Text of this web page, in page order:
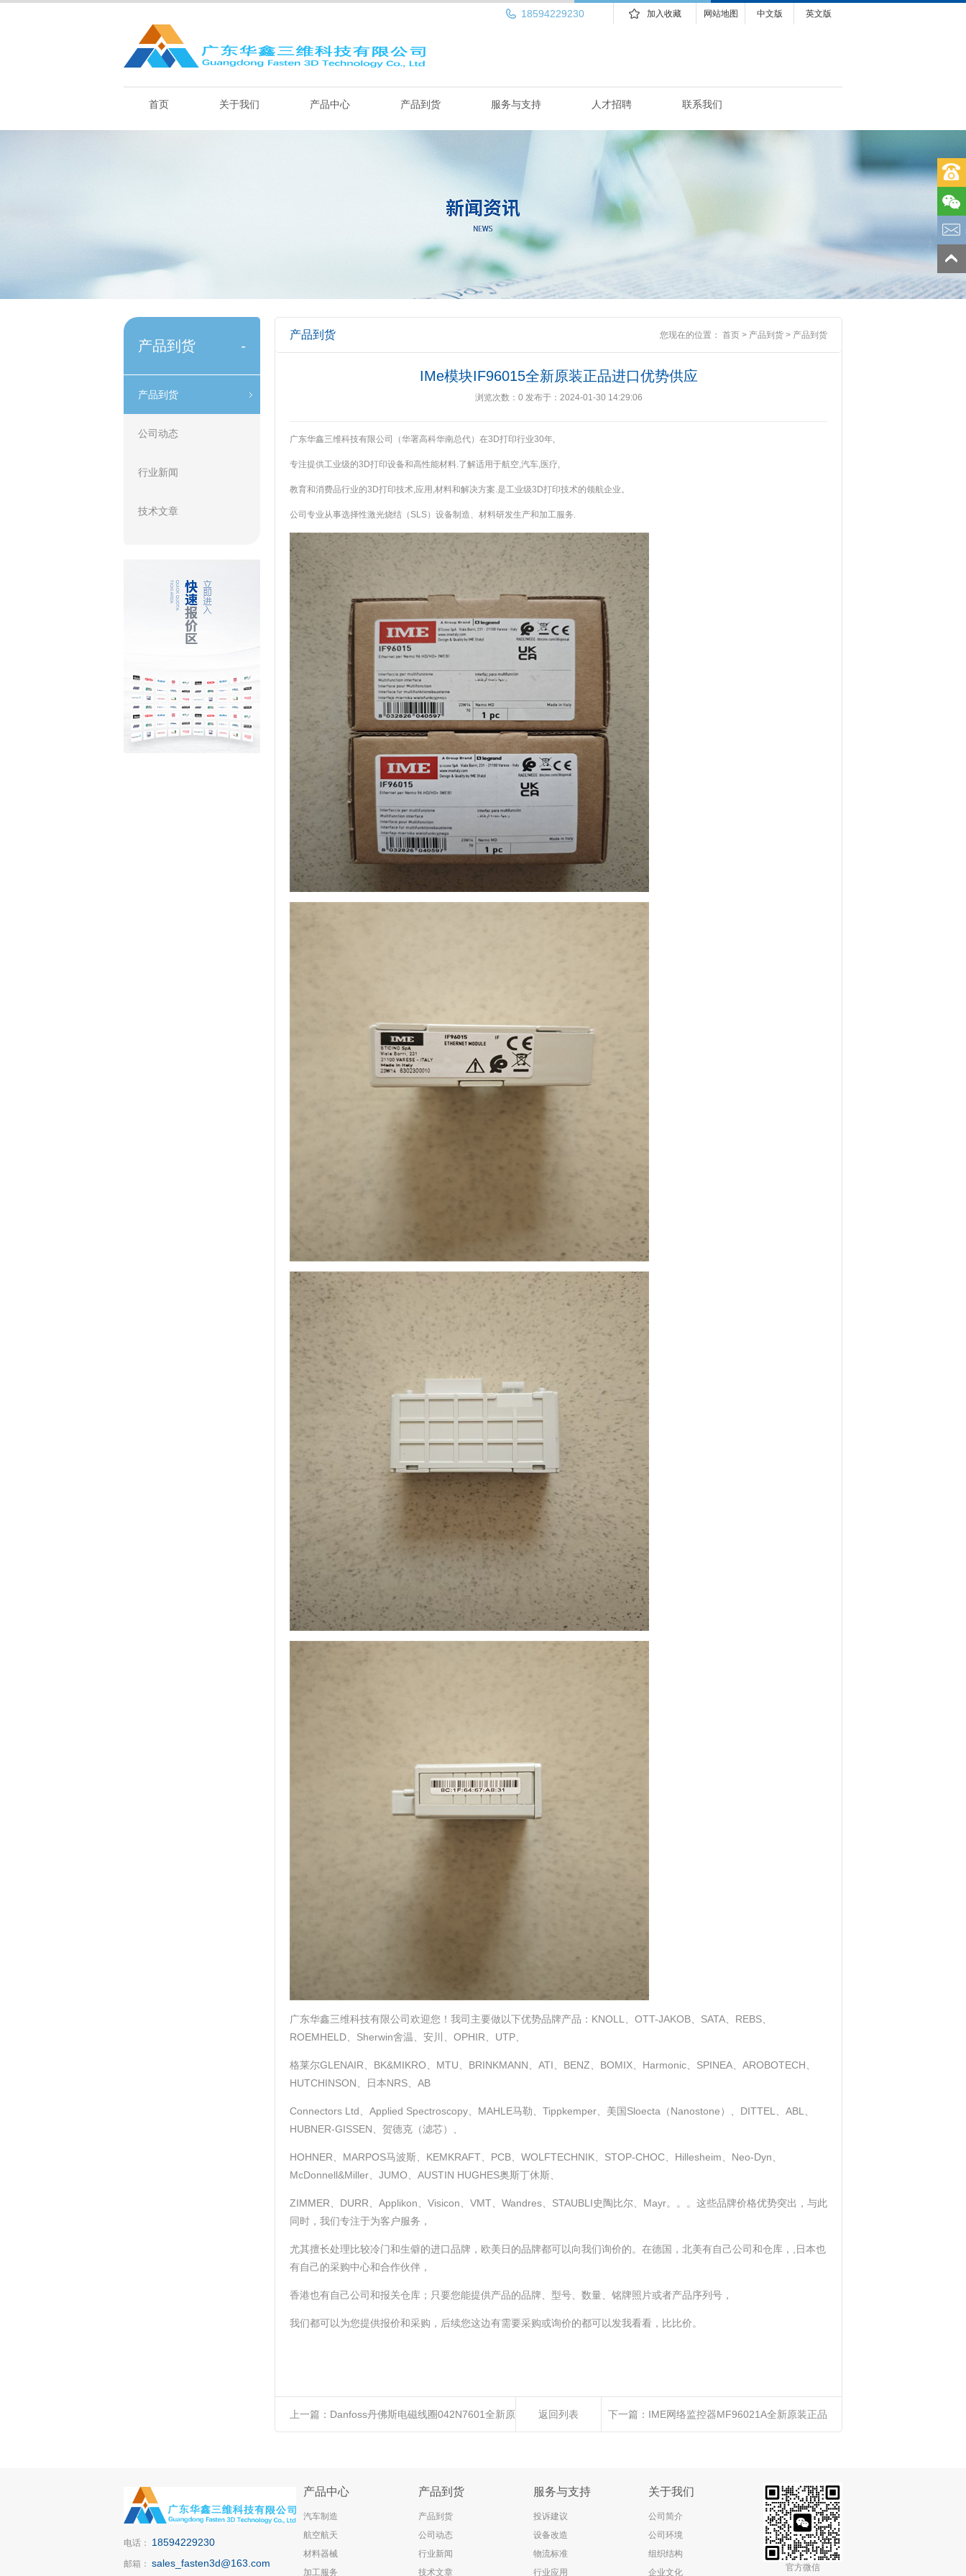
英文版
中文版
网站地图
加入收藏
18594229230
首页 关于我们 产品中心 产品到货 服务与支持 人才招聘 联系我们
产品到货 -
产品到货
公司动态
行业新闻
技术文章
产品到货 您现在的位置： 首页 > 产品到货 > 产品到货
IMe模块IF96015全新原装正品进口优势供应
浏览次数： 0 发布于：2024-01-30 14:29:06
广东华鑫三维科技有限公司（华署高科华南总代）在3D打印行业30年,
专注提供工业级的3D打印设备和高性能材料.了解适用于航空,汽车,医疗,
教育和消费品行业的3D打印技术,应用,材料和解决方案.是工业级3D打印技术的领航企业。
公司专业从事选择性激光烧结（SLS）设备制造、材料研发生产和加工服务.
广东华鑫三维科技有限公司欢迎您！我司主要做以下优势品牌产品：KNOLL、OTT-JAKOB、SATA、REBS、
ROEMHELD、Sherwin舍温、安川、OPHIR、UTP、
格莱尔GLENAIR、BK&MIKRO、MTU、BRINKMANN、ATI、BENZ、BOMIX、Harmonic、SPINEA、AROBOTECH、
HUTCHINSON、日本NRS、AB
Connectors Ltd、Applied Spectroscopy、MAHLE马勒、Tippkemper、美国Sloecta（Nanostone）、DITTEL、ABL、
HUBNER-GISSEN、贺德克（滤芯）、
HOHNER、MARPOS马波斯、KEMKRAFT、PCB、WOLFTECHNIK、STOP-CHOC、Hillesheim、Neo-Dyn、
McDonnell&Miller、JUMO、AUSTIN HUGHES奥斯丁休斯、
ZIMMER、DURR、Applikon、Visicon、VMT、Wandres、STAUBLI史陶比尔、Mayr。。。这些品牌价格优势突出，与此
同时，我们专注于为客户服务，
尤其擅长处理比较冷门和生僻的进口品牌，欧美日的品牌都可以向我们询价的。在德国，北美有自己公司和仓库，,日本也
有自己的采购中心和合作伙伴，
香港也有自己公司和报关仓库；只要您能提供产品的品牌、型号、数量、铭牌照片或者产品序列号，
我们都可以为您提供报价和采购，后续您这边有需要采购或询价的都可以发我看看，比比价。
上一篇： Danfoss丹佛斯电磁线圈042N7601全新原 返回列表 下一篇： IME网络监控器MF96021A全新原装正品
电话： 18594229230
邮箱： sales_fasten3d@163.com
产品中心
汽车制造
航空航天
材料器械
加工服务
产品到货
产品到货
公司动态
行业新闻
技术文章
服务与支持
投诉建议
设备改造
物流标准
行业应用
关于我们
公司简介
公司环境
组织结构
企业文化
官方微信